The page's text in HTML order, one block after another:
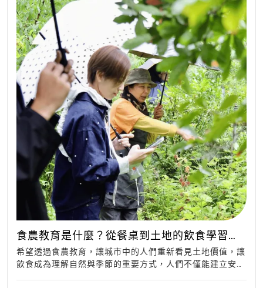
食農教育是什麼？從餐桌到土地的飲食學習體
驗
希望透過食農教育，讓城市中的人們重新看見土地價值，讓
飲食成為理解自然與季節的重要方式，人們不僅能建立安心